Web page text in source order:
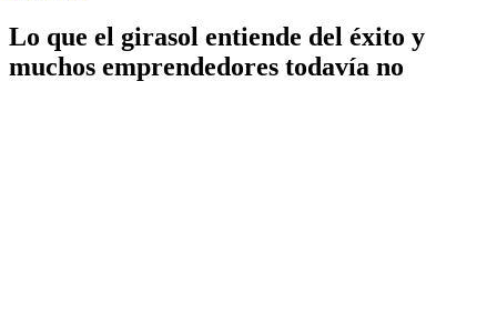
Lo que el girasol entiende del éxito y
muchos emprendedores todavía no